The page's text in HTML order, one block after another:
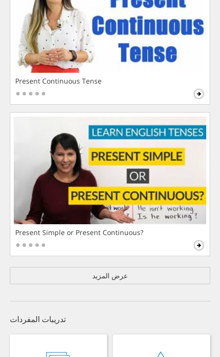
Present Continuous Tense
Present Simple or Present Continuous?
عرض المزيد
تدريبات المفردات